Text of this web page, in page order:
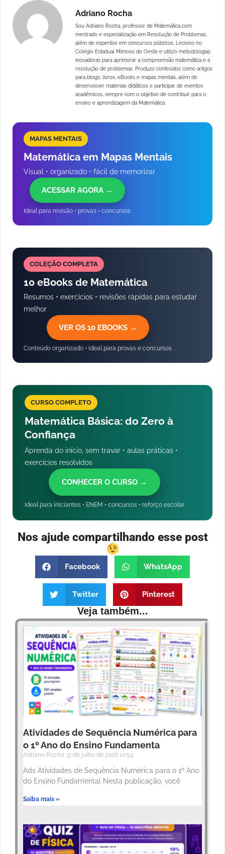
Adriano Rocha
Sou Adriano Rocha, professor de Matemática com
mestrado e especialização em Resolução de Problemas,
além de expertise em concursos públicos. Leciono no
Colégio Estadual Mimoso do Oeste e utilizo metodologias
inovadoras para aprimorar a compreensão matemática e a
resolução de problemas. Produzo conteúdos como artigos
para blogs, livros, eBooks e mapas mentais, além de
desenvolver materiais didáticos e participar de eventos
acadêmicos, sempre com o objetivo de contribuir para o
ensino e aprendizagem da Matemática.
MAPAS MENTAIS
Matemática em Mapas Mentais
Visual • organizado • fácil de memorizar
ACESSAR AGORA →
Ideal para revisão • provas • concursos
COLEÇÃO COMPLETA
10 eBooks de Matemática
Resumos • exercícios • revisões rápidas para estudar
melhor
VER OS 10 EBOOKS →
Conteúdo organizado • ideal para provas e concursos
CURSO COMPLETO
Matemática Básica: do Zero à
Confiança
Aprenda do início, sem travar • aulas práticas •
exercícios resolvidos
CONHECER O CURSO →
Ideal para iniciantes • ENEM • concursos • reforço escolar
Nos ajude compartilhando esse post
Facebook WhatsApp
Twitter Pinterest
Veja também...
Atividades de Sequência Numérica para
o 1º Ano do Ensino Fundamenta
Adriano Rocha 31 de julho de 2026 10:54
Ads Atividades de Sequência Numérica para o 1º Ano
do Ensino Fundamental Nesta publicação, você
Saiba mais »